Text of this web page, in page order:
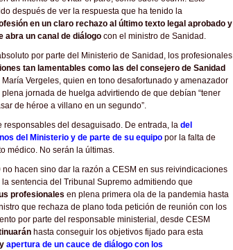
después de ver la respuesta que ha tenido la
en un claro rechazo al último texto legal aprobado y
abra un canal de diálogo con el ministro de Sanidad.
por parte del Ministerio de Sanidad, los profesionales
tan lamentables como las del consejero de Sanidad
María Vergeles, quien en tono desafortunado y amenazador
jornada de huelga advirtiendo de que debían “tener
de héroe a villano en un segundo”.
responsables del desaguisado. De entrada, la del
del Ministerio y de parte de su equipo por la falta de
médico. No serán la últimas.
hacen sino dar la razón a CESM en sus reivindicaciones
sentencia del Tribunal Supremo admitiendo que
profesionales en plena primera ola de la pandemia hasta
que rechaza de plano toda petición de reunión con los
por parte del responsable ministerial, desde CESM
hasta conseguir los objetivos fijado para esta
apertura de un cauce de diálogo con los